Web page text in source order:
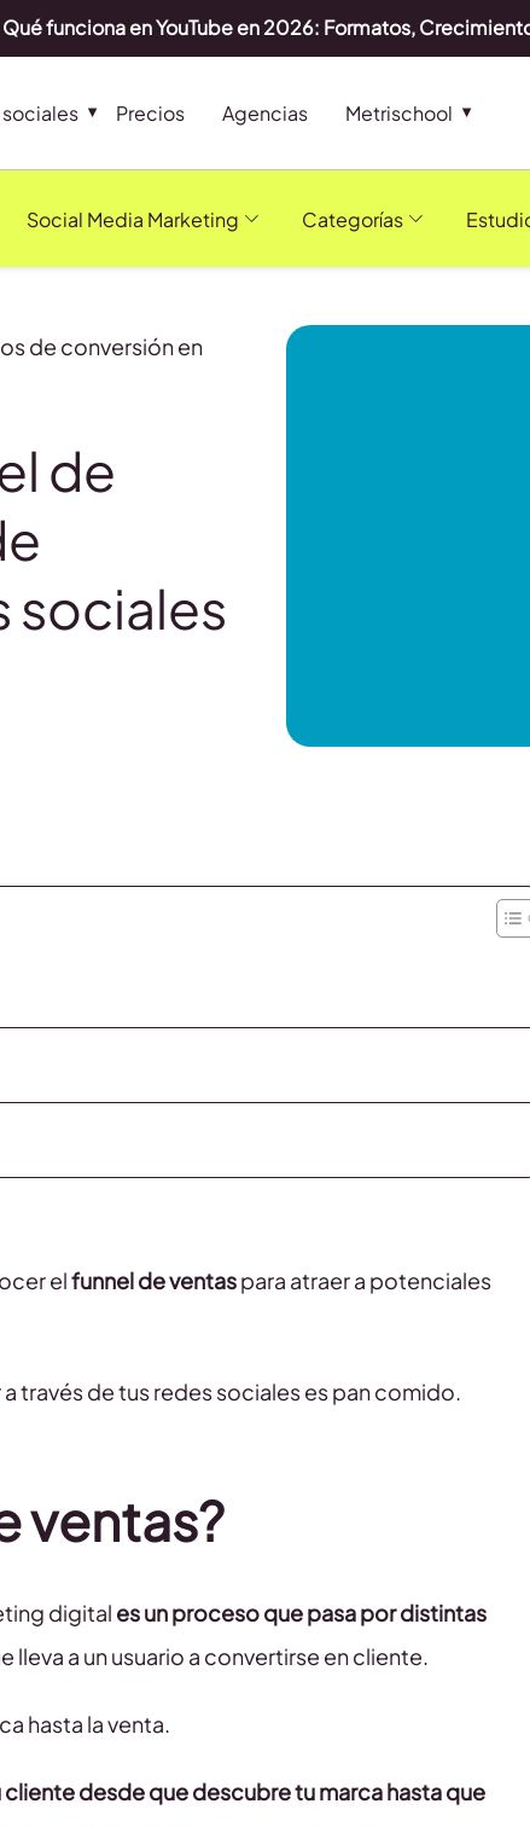
Qué funciona en YouTube en 2026: Formatos,
Precios Agencias Metrischool
Social Media Marketing Categorías
de conversión en
de
sociales
elfunnel de ventaspara atraer a potenciales
través de tus redes sociales es pan comido.
ventas?
digital es un proceso que pasa por distintas
a un usuario a convertirse en cliente.
hasta la venta.
cliente desde que descubre tu marca hasta que